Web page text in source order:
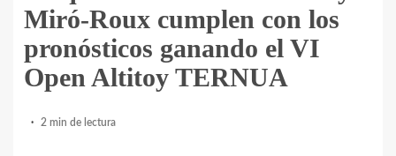
Miró-Roux cumplen con los
pronósticos ganando el VI
Open Altitoy TERNUA
2 min de lectura